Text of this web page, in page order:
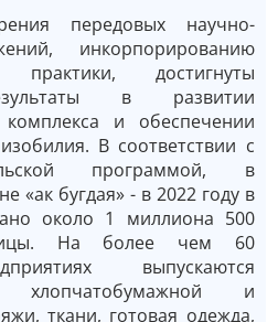
передовых научно-
инкорпорированию
достигнуты
в развитии
и обеспечении
В соответствии с
программой, в
«ак бугдая» - в 2022 году в
около 1 миллиона 500
На более чем 60
выпускаются
и
ткани, готовая одежда,